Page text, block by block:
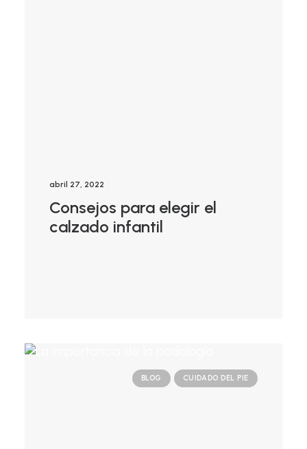
abril 27, 2022
Consejos para elegir el
calzado infantil
BLOG CUIDADO DEL PIE